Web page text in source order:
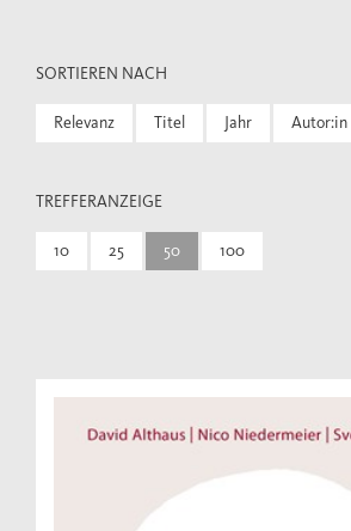
SORTIEREN NACH
Relevanz Titel Jahr Autor:in
TREFFERANZEIGE
10 25 50 100